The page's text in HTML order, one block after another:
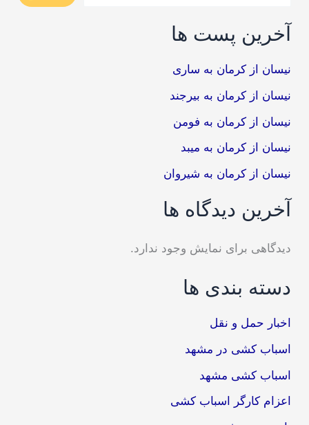
آخرین پست ها
نیسان از کرمان به ساری
نیسان از کرمان به بیرجند
نیسان از کرمان به فومن
نیسان از کرمان به میبد
نیسان از کرمان به شیروان
آخرین دیدگاه ها
دیدگاهی برای نمایش وجود ندارد.
دسته بندی ها
اخبار حمل و نقل
اسباب کشی در مشهد
اسباب کشی مشهد
اعزام کارگر اسباب کشی